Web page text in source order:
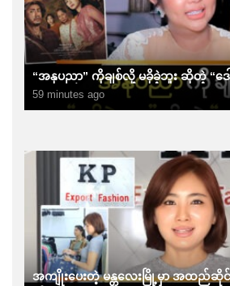
“အနုပညာ” ကိုချစ်လို့ မခိုခဲ့ဘူး ဆိုတဲ့ “ဒေ
59 minutes ago
အကျိုးပေးတဲ့ မန္တလေးမြို့မှာ အထည်ဆိုင်